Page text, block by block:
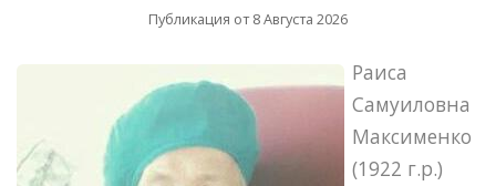
Публикация от 8 Августа 2026
Раиса
Самуиловна
Максименко
(1922 г.р.)